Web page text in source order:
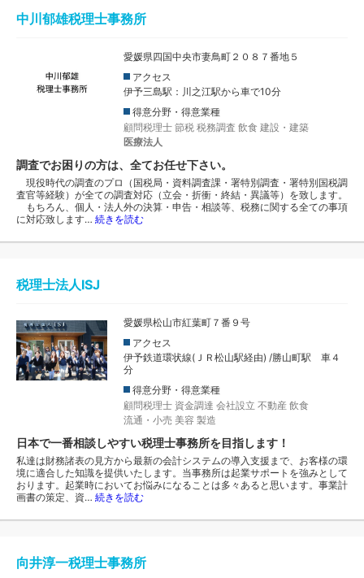
中川郁雄税理士事務所
愛媛県四国中央市妻鳥町２０８７番地５
アクセス
伊予三島駅：川之江駅から車で10分
得意分野・得意業種
顧問税理士 節税 税務調査 飲食 建設・建築
医療法人
調査でお困りの方は、全てお任せ下さい。
現役時代の調査のプロ（国税局・資料調査課・署特別調査・署特別国税調
査官等経験）が全ての調査対応（立会・折衝・終結・異議等）を致します。
もちろん、個人・法人外の決算・申告・相談等、税務に関する全ての事項
に対応致します… 続きを読む
税理士法人ISJ
愛媛県松山市紅葉町７番９号
アクセス
伊予鉄道環状線(ＪＲ松山駅経由) /勝山町駅 車４
分
得意分野・得意業種
顧問税理士 資金調達 会社設立 不動産 飲食
流通・小売 美容 製造
日本で一番相談しやすい税理士事務所を目指します！
私達は財務諸表の見方から最新の会計システムの導入支援まで、お客様の環
境に適合した知識を提供いたします。当事務所は起業サポートを強みとして
おります。起業時においてお悩みになることは多々あると思います。事業計
画書の策定、資… 続きを読む
向井淳一税理士事務所